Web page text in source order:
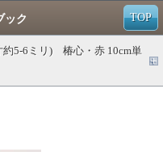
TOP
ック
約5-6ミリ) 椿心・赤 10cm単